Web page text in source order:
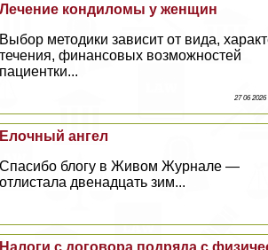
Лечение кондиломы у женщин
Выбор методики зависит от вида,
течения, финансовых возможностей
пациентки...
27 06 2026
Елочный ангел
Спасибо блогу в Живом Журнале —
отлистала двенадцать зим...
Налоги с договора подряда с